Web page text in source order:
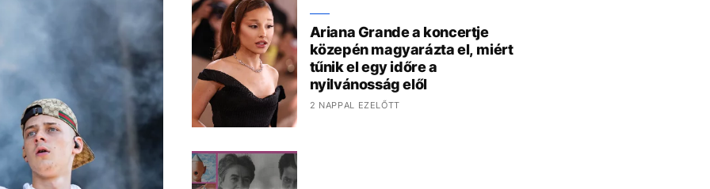
Ariana Grande a koncertje
közepén magyarázta el, miért
tűnik el egy időre a
nyilvánosság elől
2 NAPPAL EZELŐTT